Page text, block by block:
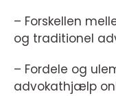
– Forskellen
og traditionel
– Fordele og
advokathjælp